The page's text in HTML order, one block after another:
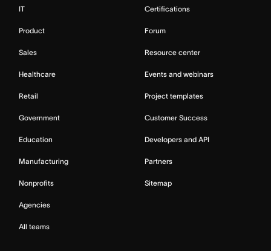
IT
Product
Sales
Healthcare
Retail
Government
Education
Manufacturing
Nonprofits
Agencies
All teams
Certifications
Forum
Resource center
Events and webinars
Project templates
Customer Success
Developers and API
Partners
Sitemap